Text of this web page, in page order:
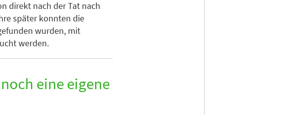
direkt nach der Tat nach
später konnten die
wurden, mit
werden.
eine eigene